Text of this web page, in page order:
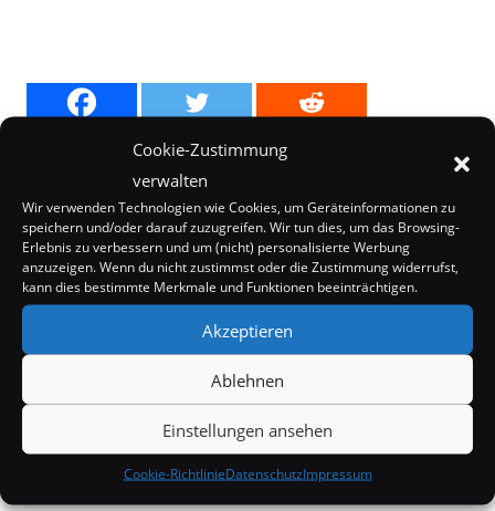
Cookie-Zustimmung
verwalten
Wir verwenden Technologien wie Cookies, um Geräteinformationen zu
speichern und/oder darauf zuzugreifen. Wir tun dies, um das Browsing-
Erlebnis zu verbessern und um (nicht) personalisierte Werbung
anzuzeigen. Wenn du nicht zustimmst oder die Zustimmung widerrufst,
kann dies bestimmte Merkmale und Funktionen beeinträchtigen.
Akzeptieren
Ablehnen
Einstellungen ansehen
Cookie-RichtlinieDatenschutzImpressum
Kurioses